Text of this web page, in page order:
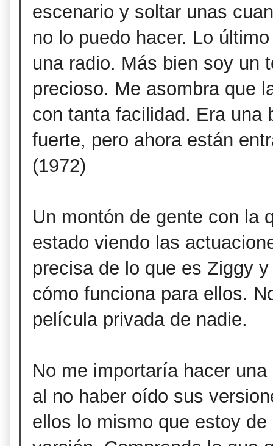
escenario y soltar unas
no lo puedo hacer. Lo
una radio. Más bien soy un
precioso. Me asombra que
con tanta facilidad. Era una
fuerte, pero ahora están
(1972)
Un montón de gente con la
estado viendo las
precisa de lo que es Ziggy
cómo funciona para ellos.
película privada de nadie.
No me importaría hacer
al no haber oído sus
ellos lo mismo que estoy